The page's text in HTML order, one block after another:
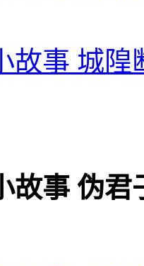
故事 城
故事 伪